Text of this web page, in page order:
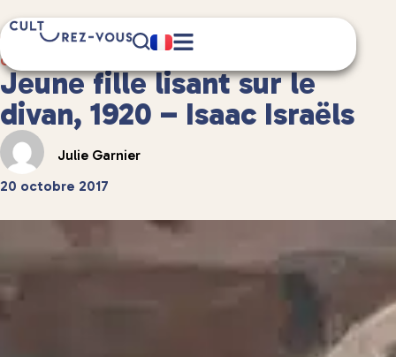
Culture
3 minute(s) de lecture
Jeune fille lisant sur le
divan, 1920 – Isaac Israëls
Julie Garnier
20 octobre 2017